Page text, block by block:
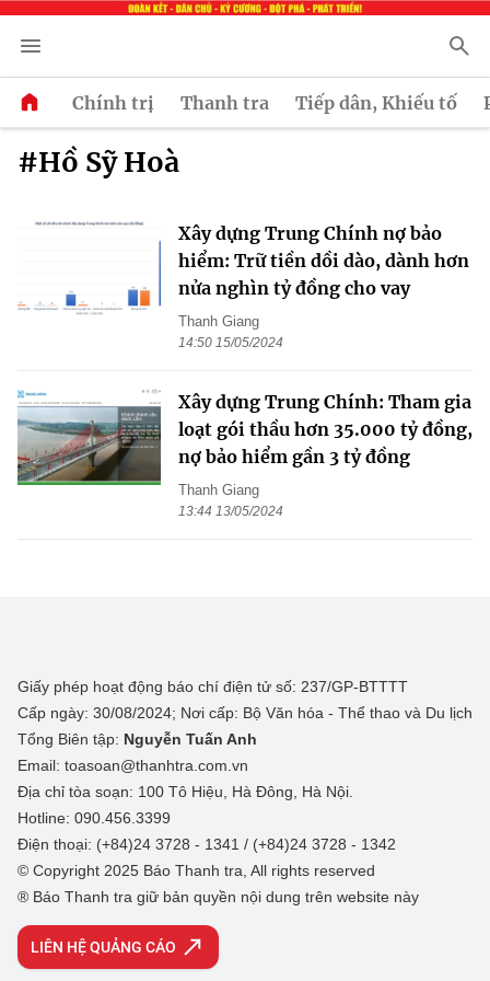
Chính trị Thanh tra Tiếp dân, Khiếu tố
#Hồ Sỹ Hoà
Xây dựng Trung Chính nợ bảo
hiểm: Trữ tiền dồi dào, dành hơn
nửa nghìn tỷ đồng cho vay
Thanh Giang
14:50 15/05/2024
Xây dựng Trung Chính: Tham gia
loạt gói thầu hơn 35.000 tỷ đồng,
nợ bảo hiểm gần 3 tỷ đồng
Thanh Giang
13:44 13/05/2024
Giấy phép hoạt động báo chí điện tử số: 237/GP-BTTTT
Cấp ngày: 30/08/2024; Nơi cấp: Bộ Văn hóa - Thể thao và Du lịch
Tổng Biên tập: Nguyễn Tuấn Anh
Email: toasoan@thanhtra.com.vn
Địa chỉ tòa soạn: 100 Tô Hiệu, Hà Đông, Hà Nội.
Hotline: 090.456.3399
Điện thoại: (+84)24 3728 - 1341 / (+84)24 3728 - 1342
© Copyright 2025 Báo Thanh tra, All rights reserved
® Báo Thanh tra giữ bản quyền nội dung trên website này
LIÊN HỆ QUẢNG CÁO